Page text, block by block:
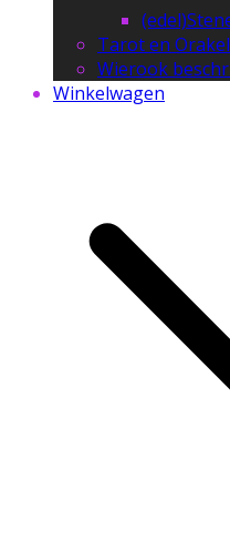
Tarot en
Wierook
Winkelwagen